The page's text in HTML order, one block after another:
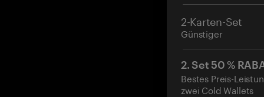
2-Karten-Set
Günstiger
2. Set 50 %
Bestes Preis-
zwei Cold Wallets